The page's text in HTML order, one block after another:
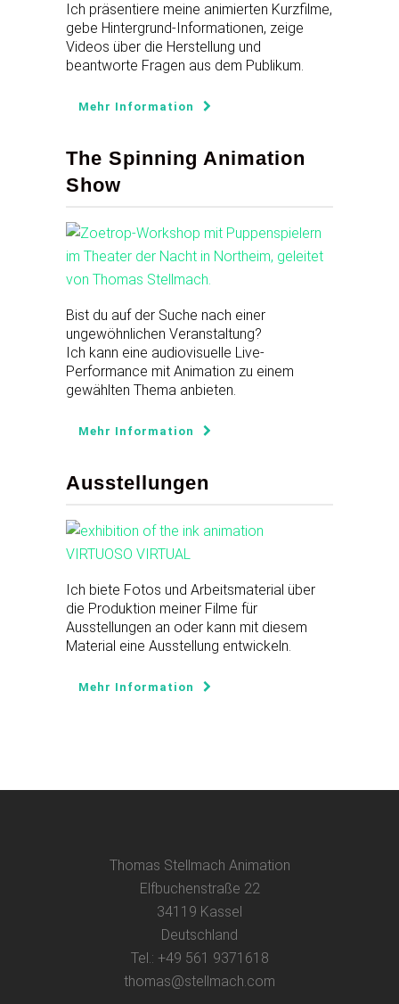
Ich präsentiere meine animierten Kurzfilme,
gebe Hintergrund-Informationen, zeige
Videos über die Herstellung und
beantworte Fragen aus dem Publikum.
Mehr Information
The Spinning Animation
Show
Bist du auf der Suche nach einer
ungewöhnlichen Veranstaltung?
Ich kann eine audiovisuelle Live-
Performance mit Animation zu einem
gewählten Thema anbieten.
Mehr Information
Ausstellungen
Ich biete Fotos und Arbeitsmaterial über
die Produktion meiner Filme für
Ausstellungen an oder kann mit diesem
Material eine Ausstellung entwickeln.
Mehr Information
Thomas Stellmach Animation
Elfbuchenstraße 22
34119 Kassel
Deutschland
Tel.: +49 561 9371618
thomas@stellmach.com